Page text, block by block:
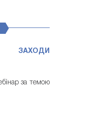
ЗАХОДИ
за темою